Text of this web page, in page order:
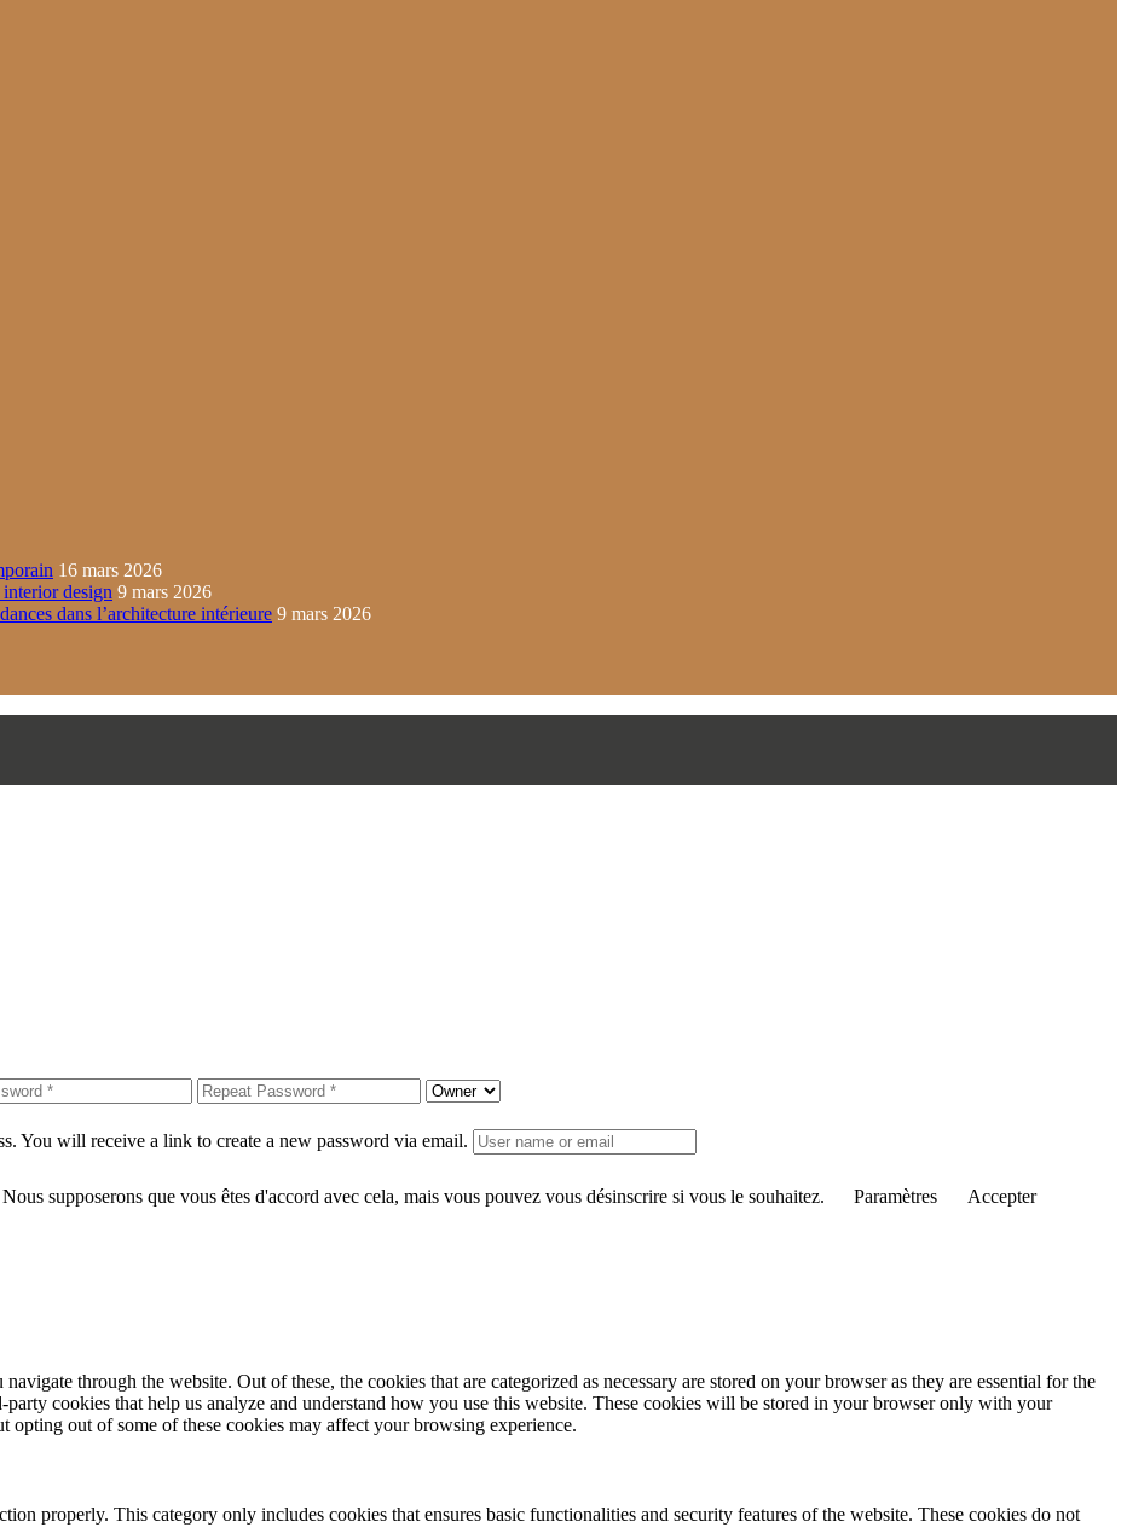
16 mars 2026
design 9 mars 2026
dans l’architecture intérieure 9 mars 2026
You will receive a link to create a new password via email.
supposerons que vous êtes d'accord avec cela, mais vous pouvez vous désinscrire si vous le souhaitez. Paramètres Accepter
through the website. Out of these, the cookies that are categorized as necessary are stored on your browser as they are essential for the
cookies that help us analyze and understand how you use this website. These cookies will be stored in your browser only with your
opting out of some of these cookies may affect your browsing experience.
properly. This category only includes cookies that ensures basic functionalities and security features of the website. These cookies do not